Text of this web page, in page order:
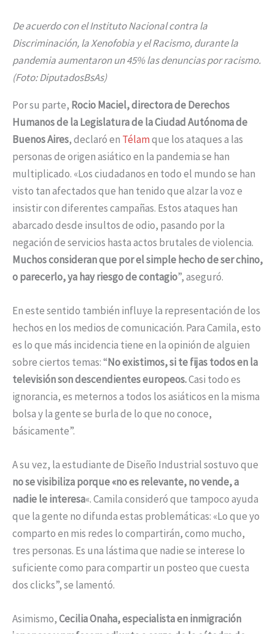
De acuerdo con el Instituto Nacional contra la
Discriminación, la Xenofobia y el Racismo, durante la
pandemia aumentaron un 45% las denuncias por racismo.
(Foto: DiputadosBsAs)
Por su parte, Rocio Maciel, directora de Derechos
Humanos de la Legislatura de la Ciudad Autónoma de
Buenos Aires, declaró en Télamque los ataques a las
personas de origen asiático en la pandemia se han
multiplicado. «Los ciudadanos en todo el mundo se han
visto tan afectados que han tenido que alzar la voz e
insistir con diferentes campañas. Estos ataques han
abarcado desde insultos de odio, pasando por la
negación de servicios hasta actos brutales de violencia.
Muchos consideran que por el simple hecho de ser chino,
o parecerlo, ya hay riesgo de contagio”, aseguró.
En este sentido también influye la representación de los
hechos en los medios de comunicación. Para Camila, esto
es lo que más incidencia tiene en la opinión de alguien
sobre ciertos temas: “No existimos, si te fijas todos en la
televisión son descendientes europeos.Casi todo es
ignorancia, es meternos a todos los asiáticos en la misma
bolsa y la gente se burla de lo que no conoce,
básicamente”.
A su vez, la estudiante de Diseño Industrial sostuvo que
no se visibiliza porque «no es relevante, no vende, a
nadie le interesa«. Camila consideró que tampoco ayuda
que la gente no difunda estas problemáticas: «Lo que yo
comparto en mis redes lo compartirán, como mucho,
tres personas. Es una lástima que nadie se interese lo
suficiente como para compartir un posteo que cuesta
dos clicks”, se lamentó.
Asimismo,Cecilia Onaha, especialista en inmigración